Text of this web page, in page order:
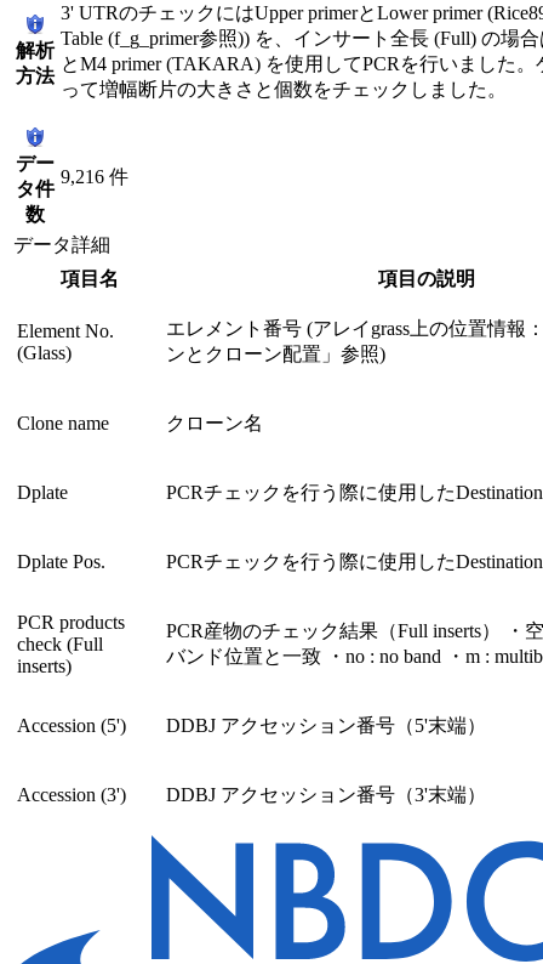
解析
方法
3' UTRのチェックにはUpper primerとLower primer
Table (f_g_primer参照)) を、インサート全長 (Full) の場
とM4 primer (TAKARA) を使用してPCRを行いました
って増幅断片の大きさと個数をチェックしました。
デー
タ件
数
9,216 件
データ詳細
項目名
項目の説明
Element No.
(Glass)
エレメント番号 (アレイgrass上の位置情報
ンとクローン配置」参照)
Clone name クローン名
Dplate PCRチェックを行う際に使用した
Dplate Pos. PCRチェックを行う際に使用した
PCR products
check (Full
inserts)
PCR産物のチェック結果（Full inserts） ・
バンド位置と一致 ・no : no band ・m :
Accession (5') DDBJ アクセッション番号（5'末端）
Accession (3') DDBJ アクセッション番号（3'末端）